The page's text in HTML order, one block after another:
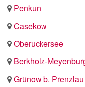
Penkun
Casekow
Oberuckersee
Berkholz-
Grünow b. Prenzlau